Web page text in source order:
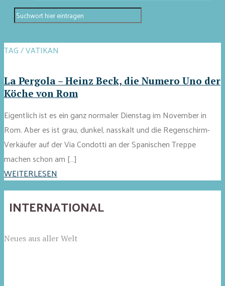
TAG / VATIKAN
La Pergola – Heinz Beck, die Numero Uno der
Köche von Rom
Eigentlich ist es ein ganz normaler Dienstag im November in
Rom. Aber es ist grau, dunkel, nasskalt und die Regenschirm-
Verkäufer auf der Via Condotti an der Spanischen Treppe
machen schon am […]
WEITERLESEN
INTERNATIONAL
Neues aus aller Welt